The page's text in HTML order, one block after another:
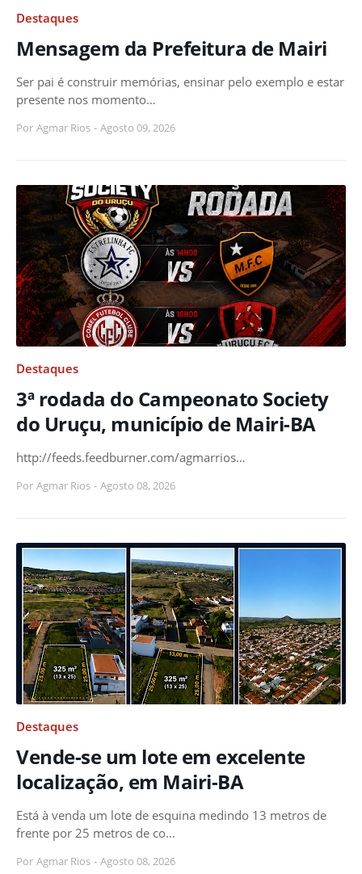
Destaques
Mensagem da Prefeitura de Mairi
Ser pai é construir memórias, ensinar pelo exemplo e estar
presente nos momento…
Por Agmar Rios - Agosto 09, 2026
Destaques
3ª rodada do Campeonato Society
do Uruçu, município de Mairi-BA
http://feeds.feedburner.com/agmarrios…
Por Agmar Rios - Agosto 08, 2026
Destaques
Vende-se um lote em excelente
localização, em Mairi-BA
Está à venda um lote de esquina medindo 13 metros de
frente por 25 metros de co…
Por Agmar Rios - Agosto 08, 2026